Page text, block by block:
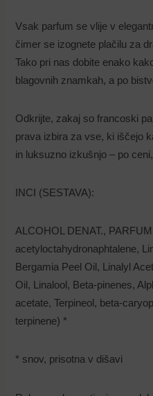
Vsak parfum se vlije v
čimer se izognete plačilu za
Tako pri nas dobite enako
blagovnih znamkah, a po
Odkrijte, zakaj so francoski
prava izbira za vse, ki iščejo
in luksuzno izkušnjo – po
INCI (SESTAVA):
ALCOHOL DENAT., PARFUM
acetyloctahydronaphtalene,
Bergamia Peel Oil, Linalyl
Oil, Linalool, Beta-pinenes,
acetate, Terpineol, beta-
terpinene) *
* snov, prisotna v dišavi